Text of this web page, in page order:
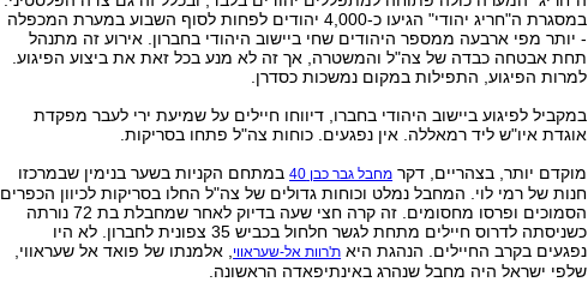
במסגרת ה"חריג יהודי" הגיעו כ-4,000 יהודים לפחות לסוף השבוע במערת המכפלה
- יותר מפי ארבעה ממספר היהודים שחי ביישוב היהודי בחברון. אירוע זה מתנהל
תחת אבטחה כבדה של צה"ל והמשטרה, אך זה לא מנע בכל זאת את ביצוע הפיגוע.
למרות הפיגוע, התפילות במקום נמשכות כסדרן.
במקביל לפיגוע ביישוב היהודי בחברו, דיווחו חיילים על שמיעת ירי לעבר מפקדת
אוגדת איו"ש ליד רמאללה. אין נפגעים. כוחות צה"ל פתחו בסריקות.
מוקדם יותר, בצהריים, דקר מחבל גבר כבן 40
במתחם הקניות בשער בנימין שבמרכזו
חנות של רמי לוי. המחבל נמלט וכוחות גדולים של צה"ל החלו בסריקות לכיוון הכפרים
הסמוכים ופרסו מחסומים. זה קרה חצי שעה בדיוק לאחר שמחבלת בת 72 נורתה
כשניסתה לדרוס חיילים מתחת לגשר חלחול בכביש 35 צפונית לחברון. לא היו
נפגעים בקרב החיילים. הנהגת היא ת'רוות אל-שעראווי
, אלמנתו של פואד אל שעראווי,
שלפי ישראל היה מחבל שנהרג באינתיפאדה הראשונה.